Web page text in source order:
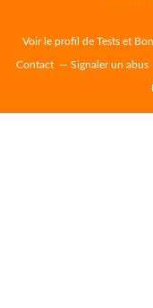
Voir le profil de Tests et
Contact Signaler un abus